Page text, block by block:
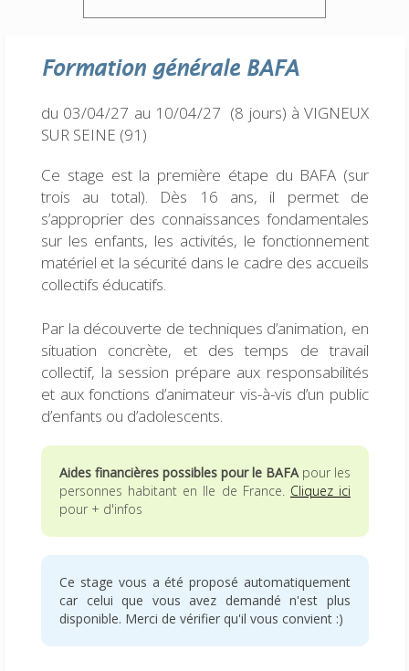
Formation généraleBAFA
du 03/04/27 au 10/04/27 (8 jours) à VIGNEUX
SUR SEINE (91)
Ce stage est la première étape du BAFA (sur
trois au total). Dès 16 ans, il permet de
s’approprier des connaissances fondamentales
sur les enfants, les activités, le fonctionnement
matériel et la sécurité dans le cadre des accueils
collectifs éducatifs.
Par la découverte de techniques d’animation, en
situation concrète, et des temps de travail
collectif, la session prépare aux responsabilités
et aux fonctions d’animateur vis-à-vis d’un public
d’enfants ou d’adolescents.
Aides financières possibles pour le BAFApour les
personnes habitant en Ile de France. Cliquez ici
pour + d'infos
Ce stage vous a été proposé automatiquement
car celui que vous avez demandé n'est plus
disponible. Merci de vérifier qu'il vous convient :)